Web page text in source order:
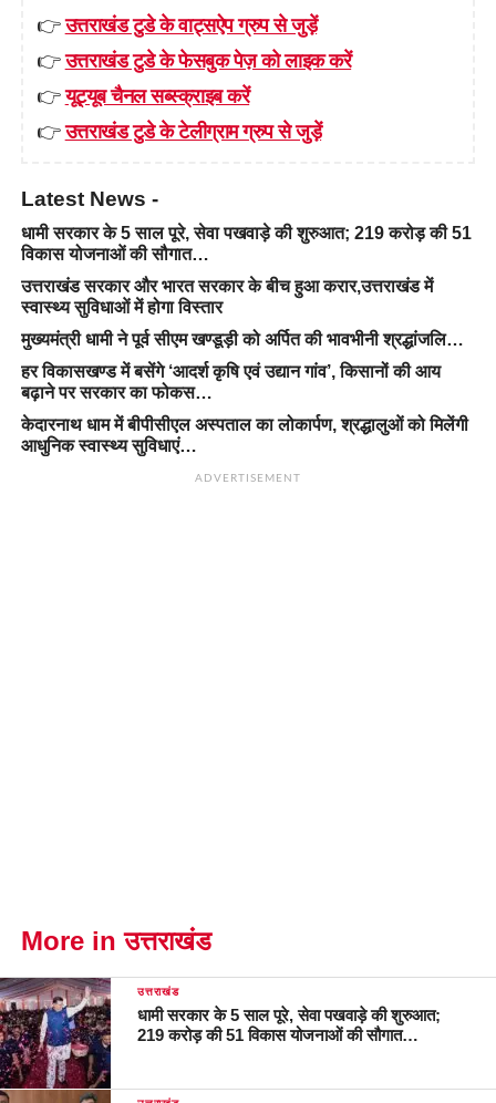
👉उत्तराखंड टुडे के वाट्सऐप ग्रुप से जुड़ें
👉उत्तराखंड टुडे के फेसबुक पेज़ को लाइक करें
👉यूट्यूब चैनल सब्स्क्राइब करें
👉उत्तराखंड टुडे के टेलीग्राम ग्रुप से जुड़ें
Latest News -
धामी सरकार के 5 साल पूरे, सेवा पखवाड़े की शुरुआत; 219 करोड़ की 51
विकास योजनाओं की सौगात…
उत्तराखंड सरकार और भारत सरकार के बीच हुआ करार,उत्तराखंड में
स्वास्थ्य सुविधाओं में होगा विस्तार
मुख्यमंत्री धामी ने पूर्व सीएम खण्डूड़ी को अर्पित की भावभीनी श्रद्धांजलि…
हर विकासखण्ड में बसेंगे ‘आदर्श कृषि एवं उद्यान गांव’, किसानों की आय
बढ़ाने पर सरकार का फोकस…
केदारनाथ धाम में बीपीसीएल अस्पताल का लोकार्पण, श्रद्धालुओं को मिलेंगी
आधुनिक स्वास्थ्य सुविधाएं…
ADVERTISEMENT
More in उत्तराखंड
उत्तराखंड
धामी सरकार के 5 साल पूरे, सेवा पखवाड़े की शुरुआत;
219 करोड़ की 51 विकास योजनाओं की सौगात…